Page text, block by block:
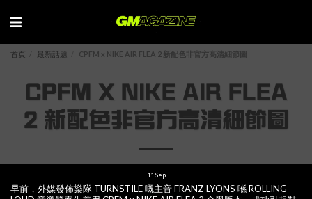
首頁 最新話題 CPFM x NIKE AIR FLEA 2 新配色非官方高清細節圖
CPFM X NIKE AIR FLEA
2 新配色非官方高清細節圖
11 Sep
早前，外媒發佈樂隊 TURNSTILE 嘅主音 FRANZ LYONS 喺 ROLLING